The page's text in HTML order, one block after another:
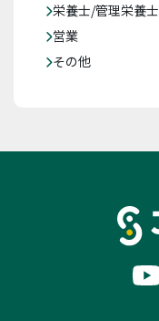
栄養士/管理栄養士
営業
その他